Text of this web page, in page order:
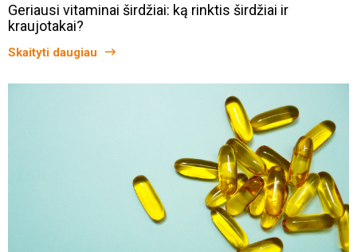
Geriausi vitaminai širdžiai: ką rinktis širdžiai ir
kraujotakai?
Skaityti daugiau